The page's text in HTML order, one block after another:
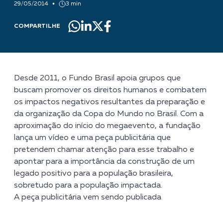
29/05/2014 3 min
COMPARTILHE
Desde 2011, o Fundo Brasil apoia grupos que
buscam promover os direitos humanos e combatem
os impactos negativos resultantes da preparação e
da organização da Copa do Mundo no Brasil. Com a
aproximação do início do megaevento, a fundação
lança um vídeo e uma peça publicitária que
pretendem chamar atenção para esse trabalho e
apontar para a importância da construção de um
legado positivo para a população brasileira,
sobretudo para a população impactada.
Apeça publicitária vem sendo publicada